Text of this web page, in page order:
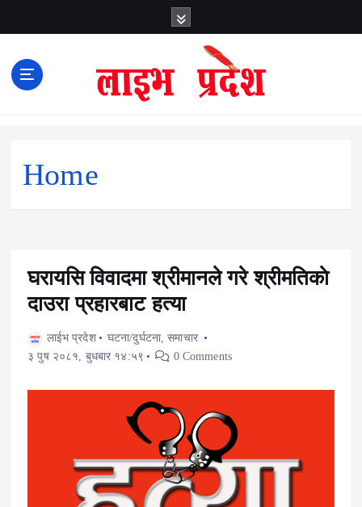
Home
घरायसि विवादमा श्रीमानले गरे श्रीमतिकाे
दाउरा प्रहारबाट हत्या
लाईभ प्रदेश घटना/दुर्घटना,समाचार
३ पुष २०८१, बुधबार १४:५९
0 Comments